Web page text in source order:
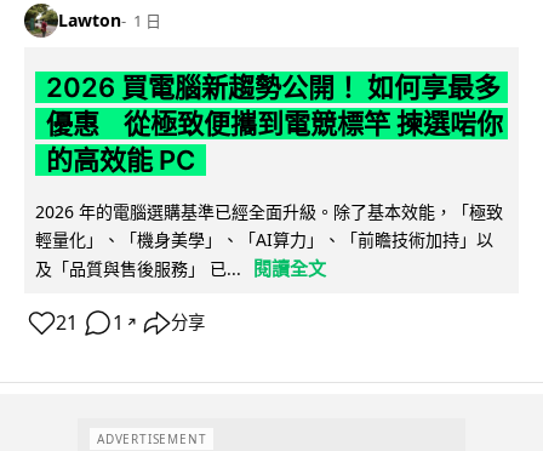
Lawton 1 日
2026 買電腦新趨勢公開！ 如何享最多
優惠 從極致便攜到電競標竿 揀選啱你
的高效能 PC
2026 年的電腦選購基準已經全面升級。除了基本效能，「極致
輕量化」、「機身美學」、「AI算力」、「前瞻技術加持」以
及「品質與售後服務」 已...
閱讀全文
21 1 ↗ 分享
ADVERTISEMENT